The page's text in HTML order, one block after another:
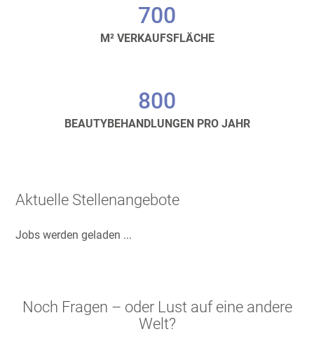
700
M² VERKAUFSFLÄCHE
800
BEAUTYBEHANDLUNGEN PRO JAHR
Aktuelle Stellenangebote
Jobs werden geladen ...
Noch Fragen – oder Lust auf eine andere
Welt?